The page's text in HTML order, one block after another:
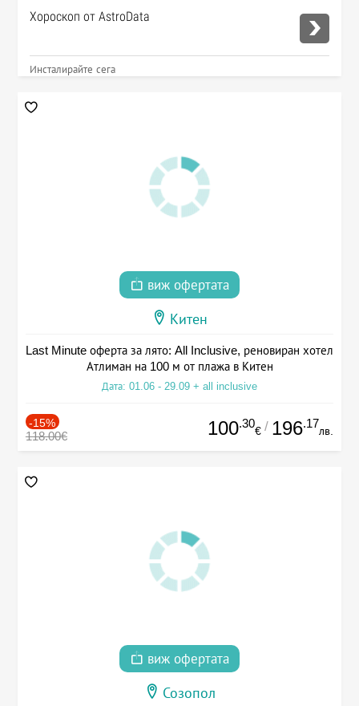
Хороскоп от AstroData
Инсталирайте сега
виж офертата
Китен
Last Minute оферта за лято: All Inclusive, реновиран хотел
Атлиман на 100 м от плажа в Китен
Дата: 01.06 - 29.09 + all inclusive
-15%
118.00€ 100.30
€ / 196.17
лв.
виж офертата
Созопол